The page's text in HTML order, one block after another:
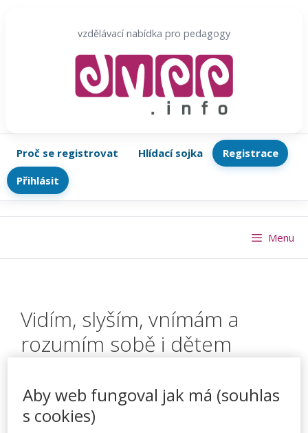
vzdělávací nabídka pro pedagogy
Proč se registrovat Hlídací sojka
Registrace
Přihlásit
Vidím, slyším, vnímám a
rozumím sobě i dětem
PořádáZřetel, s.r.o.
Menu
Aby web fungoval jak má (souhlas
s cookies)